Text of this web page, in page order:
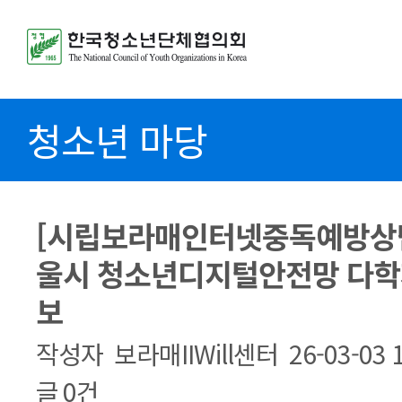
청소년 마당
[시립보라매인터넷중독예방
울시 청소년디지털안전망 다
보
작성자 보라매IIWill센터 26-03-03
글0건